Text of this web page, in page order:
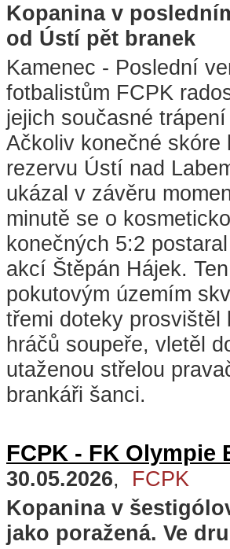
Kopanina v
od Ústí pět branek
Kamenec - Poslední
fotbalistům FCPK
jejich současné
Ačkoliv konečné
rezervu Ústí nad
ukázal v závěru
minutě se o
konečných 5:2
akcí Štěpán Hájek.
pokutovým územím
třemi doteky
hráčů soupeře, vletěl
utaženou střelou
brankáři šanci.
FCPK - FK Olympie
30.05.2026, FCPK
Kopanina v
jako poražená. Ve